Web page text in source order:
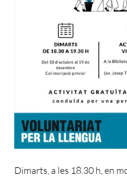
Dimarts, a les 18.30 h, en